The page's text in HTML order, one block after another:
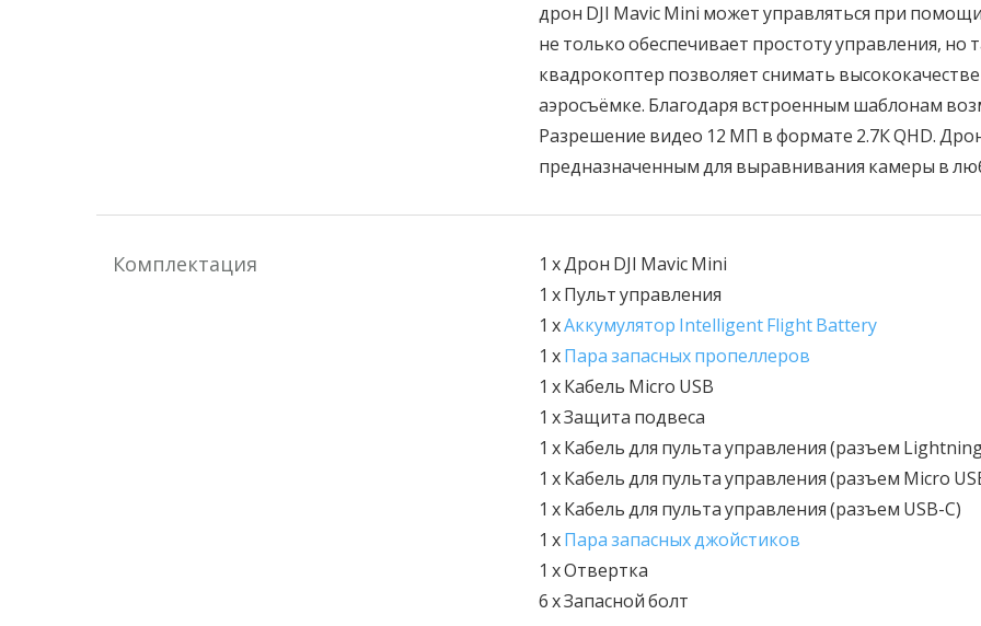
дрон DJI Mavic Mini может управляться при
не только обеспечивает простоту управления,
квадрокоптер позволяет снимать
аэросъёмке. Благодаря встроенным шаблонам
Разрешение видео 12 МП в формате 2.7К QHD.
предназначенным для выравнивания камеры в
Комплектация
1 x Дрон DJI Mavic Mini
1 x Пульт управления
1 xАккумулятор Intelligent Flight Battery
1 xПара запасных пропеллеров
1 x Кабель Micro USB
1 x Защита подвеса
1 x Кабель для пульта управления (разъем
1 x Кабель для пульта управления (разъем Micro
1 x Кабель для пульта управления (разъем USB-C)
1 xПара запасных джойстиков
1 x Отвертка
6 x Запасной болт